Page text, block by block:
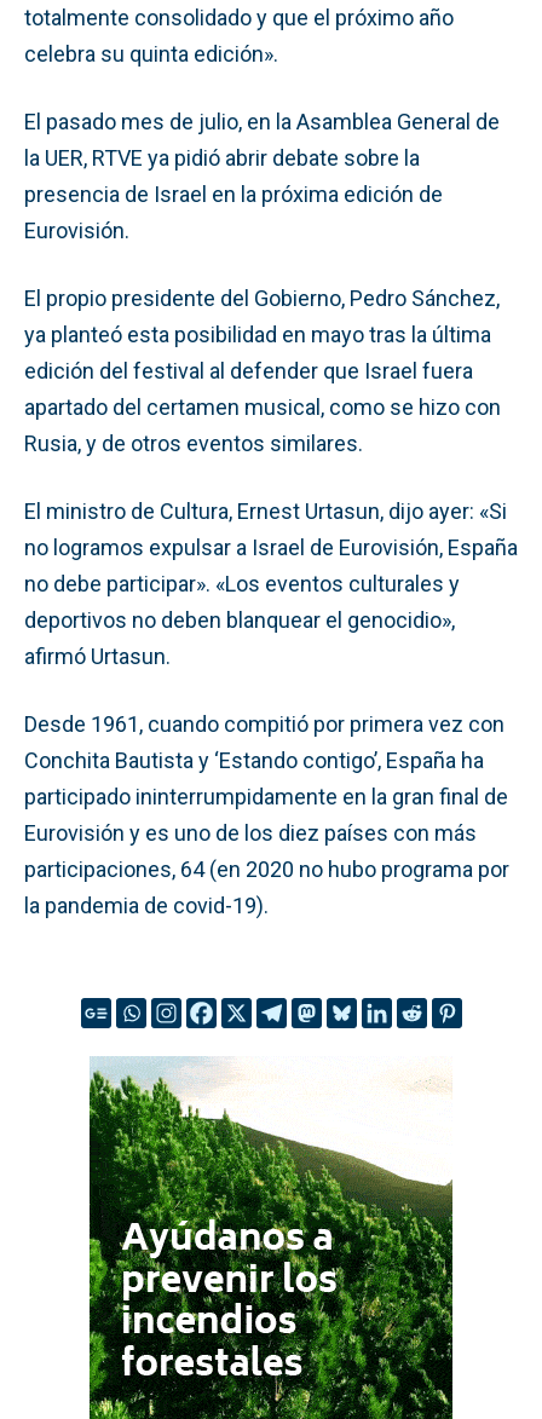
totalmente consolidado y que el próximo año
celebra su quinta edición».
El pasado mes de julio, en la Asamblea General de
la UER, RTVE ya pidió abrir debate sobre la
presencia de Israel en la próxima edición de
Eurovisión.
El propio presidente del Gobierno, Pedro Sánchez,
ya planteó esta posibilidad en mayo tras la última
edición del festival al defender que Israel fuera
apartado del certamen musical, como se hizo con
Rusia, y de otros eventos similares.
El ministro de Cultura, Ernest Urtasun, dijo ayer: «Si
no logramos expulsar a Israel de Eurovisión, España
no debe participar». «Los eventos culturales y
deportivos no deben blanquear el genocidio»,
afirmó Urtasun.
Desde 1961, cuando compitió por primera vez con
Conchita Bautista y ‘Estando contigo’, España ha
participado ininterrumpidamente en la gran final de
Eurovisión y es uno de los diez países con más
participaciones, 64 (en 2020 no hubo programa por
la pandemia de covid-19).